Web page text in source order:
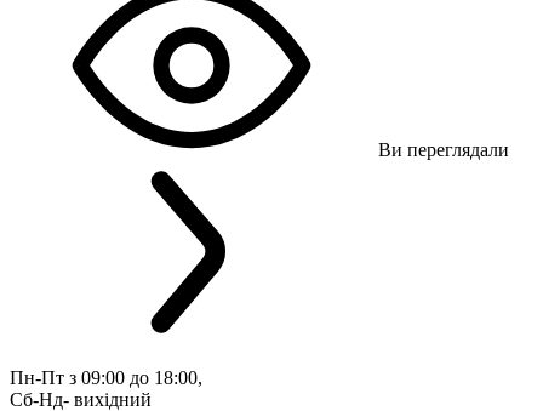
Ви переглядали
Пн-Пт з 09:00 до 18:00,
Сб-Нд- вихідний